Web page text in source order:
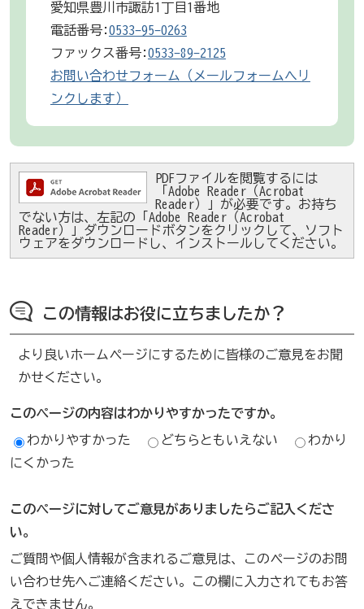
愛知県豊川市諏訪1丁目1番地
電話番号:0533-95-0263
ファックス番号:0533-89-2125
お問い合わせフォーム（メールフォームへリ
ンクします）
PDFファイルを閲覧するには
「Adobe Reader（Acrobat
Reader）」が必要です。お持ち
でない方は、左記の「Adobe Reader（Acrobat
Reader）」ダウンロードボタンをクリックして、ソフト
ウェアをダウンロードし、インストールしてください。
この情報はお役に立ちましたか？
より良いホームページにするために皆様のご意見をお聞
かせください。
このページの内容はわかりやすかったですか。
わかりやすかった どちらともいえない
わかり
にくかった
このページに対してご意見がありましたらご記入くださ
い。
ご質問や個人情報が含まれるご意見は、このページのお問
い合わせ先へご連絡ください。この欄に入力されてもお答
えできません。